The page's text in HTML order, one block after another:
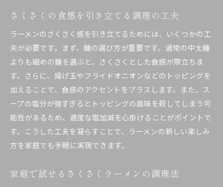
さくさくの食感を引き立てる調理の工夫
ラーメンのさくさく感を引き立てるためには、いくつかの工
夫が必要です。まず、麺の選び方が重要です。通常の中太麺
よりも細めの麺を選ぶと、さくさくとした食感が際立ちま
す。さらに、揚げ玉やフライドオニオンなどのトッピングを
加えることで、食感のアクセントをプラスします。また、ス
ープの塩分が強すぎるとトッピングの風味を殺してしまう可
能性があるため、適度な塩加減を心掛けることがポイントで
す。こうした工夫を凝らすことで、ラーメンの新しい楽しみ
方を家庭でも手軽に実現できます。
家庭で試せるさくさくラーメンの調理法